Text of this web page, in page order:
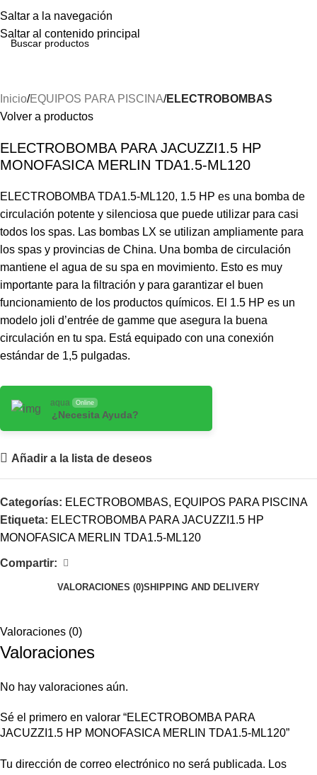
Saltar a la navegación
Saltar al contenido principal
Menú
Inicio EQUIPOS PARA PISCINA ELECTROBOMBAS
Volver a productos
ELECTROBOMBA PARA JACUZZI1.5 HP
MONOFASICA MERLIN TDA1.5-ML120
ELECTROBOMBA TDA1.5-ML120, 1.5 HP es una bomba de
circulación potente y silenciosa que puede utilizar para casi
todos los spas. Las bombas LX se utilizan ampliamente para
los spas y provincias de China. Una bomba de circulación
mantiene el agua de su spa en movimiento. Esto es muy
importante para la filtración y para garantizar el buen
funcionamiento de los productos químicos. El 1.5 HP es un
modelo joli d’entrée de gamme que asegura la buena
circulación en tu spa. Está equipado con una conexión
estándar de 1,5 pulgadas.
aqua Online
¿Necesita Ayuda?
Añadir a la lista de deseos
Categorías: ELECTROBOMBAS, EQUIPOS PARA PISCINA
Etiqueta: ELECTROBOMBA PARA JACUZZI1.5 HP
MONOFASICA MERLIN TDA1.5-ML120
Compartir:
VALORACIONES (0)SHIPPING AND DELIVERY
Valoraciones (0)
Valoraciones
No hay valoraciones aún.
Sé el primero en valorar “ELECTROBOMBA PARA
JACUZZI1.5 HP MONOFASICA MERLIN TDA1.5-ML120”
Tu dirección de correo electrónico no será publicada. Los